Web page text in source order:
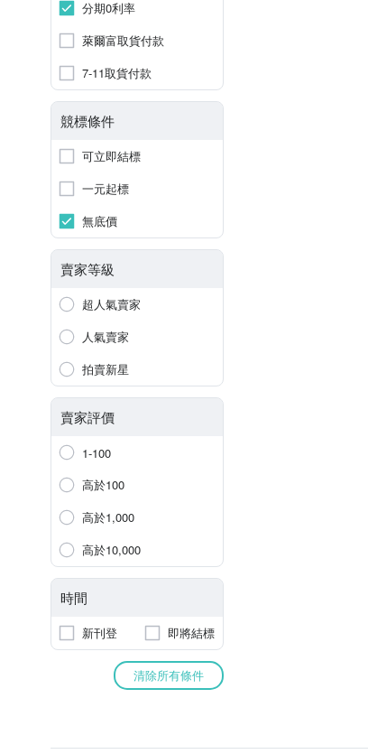
分期0利率
萊爾富取貨付款
7-11取貨付款
競標條件
可立即結標
一元起標
無底價
賣家等級
超人氣賣家
人氣賣家
拍賣新星
賣家評價
1-100
高於100
高於1,000
高於10,000
時間
新刊登 即將結標
清除所有條件